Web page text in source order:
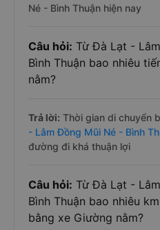
Né - Bình Thuận hiện nay
Câu hỏi: Từ Đà Lạt -
Bình Thuận bao nhiêu
nằm?
Trả lời: Thời gian di chuyển
- Lâm Đồng Mũi Né - Bình
đường đi khá thuận lợi
Câu hỏi: Từ Đà Lạt -
Bình Thuận bao nhiêu
bằng xe Giường nằm?